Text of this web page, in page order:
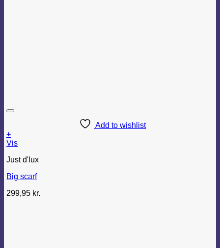
Add to wishlist
+
Vis
Just d'lux
Big scarf
299,95 kr.